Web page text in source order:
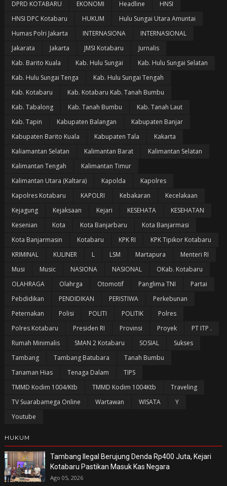
DPRD KOTABARU
EKONOMI Headline
HNSI
HNSI DPC Kotabaru
HUKUM
Hulu Sungai Utara Amuntai
Humas Polri Jakarta
INTERNASIONA
INTERNASIONAL
Jakarata
Jakarta JMSI Kotabaru
Jurnalis
Kab. Barito Kuala
Kab. Hulu Sungai
Kab. Hulu Sungai Selatan
Kab. Hulu Sungai Tenga
Kab. Hulu Sungai Tengah
Kab. Kotabaru
Kab. Kotabaru Kab. Tanah Bumbu
Kab. Tabalong
Kab. Tanah Bumbu
Kab. Tanah Laut
Kab. Tapin
Kabupaten Balangan
Kabupaten Banjar
Kabupaten Barito Kuala
Kabupaten Tala
Kakarta
Kaliamantan Selatan
Kalimantan Barat
Kalimantan Selatan
Kalimantan Tengah
Kalimantan Timur
Kalimantan Utara (Kaltara)
Kapolda
Kapolres
Kapolres Kotabaru
KAPOLRI Kebakaran
Kecelakaan
Kejagung
Kejaksaan Kejari KESEHATA
KESEHATAN
Kesenian
Kota Kota Banjarbaru
Kota Banjarmasi
Kota Banjarmasin
Kotabaru KPK RI
KPK Tipikor Kotabaru
KRIMINAL
KULINER L LSM Martapura
Menteri RI
Musi
Music NASIONA NASIONAL
OKab. Kotabaru
OLAHRAGA
Olahrga Otomotif Panglima TNI
Partai
Pebdidikan
PENDIDIKAN PERISTIWA
Perkebunan
Peternakan
Polisi POLITI POLITIK
Polres
Polres Kotabaru
Presiden RI Provinsi Proyek
PT ITP .
Rumah Minimalis
SMAN 2 Kotabaru SOSIAL
Sukses
Tambang
Tambang Batubara
Tanah Bumbu
Tanaman Hias
Tenaga Dalam
TIPS
TMMD Kodim 1004/Ktb
TMMD Kodim 1004Ktb
Traveling
TV Suarabamega Online
Wartawan WISATA
Y
Youtube
HUKUM
Tambang Ilegal Berujung Denda Rp400 Juta, Kejari
Kotabaru Pastikan Masuk Kas Negara
Ago 05, 2026